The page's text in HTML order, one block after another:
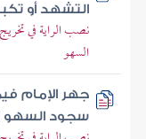
التشهد أو
نصب الراية في
السهو
جهر الإمام
سجود السهو